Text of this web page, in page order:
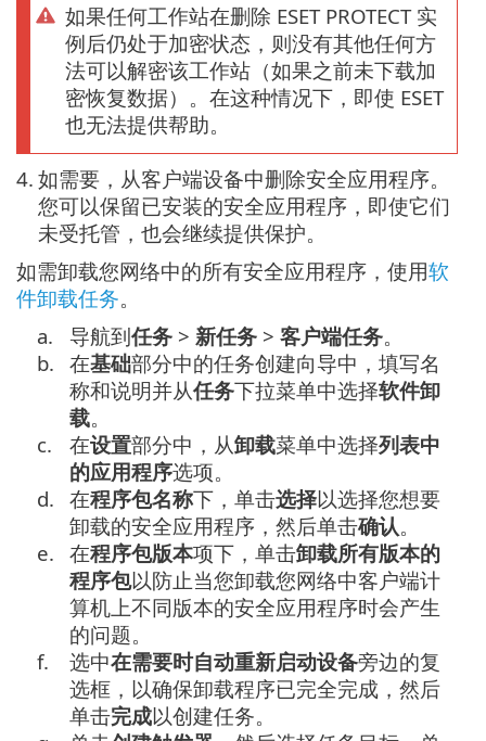
如果任何工作站在删除 ESET PROTECT 实
例后仍处于加密状态，则没有其他任何方
法可以解密该工作站（如果之前未下载加
密恢复数据）。在这种情况下，即使 ESET
也无法提供帮助。
4. 如需要，从客户端设备中删除安全应用程序。
您可以保留已安装的安全应用程序，即使它们
未受托管，也会继续提供保护。
如需卸载您网络中的所有安全应用程序，使用软
件卸载任务。
a.
导航到任务 > 新任务 > 客户端任务。
b. 在基础部分中的任务创建向导中，填写名
称和说明并从任务下拉菜单中选择软件卸
载。
c.
在设置部分中，从卸载菜单中选择列表中
的应用程序选项。
d. 在程序包名称下，单击选择以选择您想要
卸载的安全应用程序，然后单击确认。
e. 在程序包版本项下，单击卸载所有版本的
程序包以防止当您卸载您网络中客户端计
算机上不同版本的安全应用程序时会产生
的问题。
f.
选中在需要时自动重新启动设备旁边的复
选框，以确保卸载程序已完全完成，然后
单击完成以创建任务。